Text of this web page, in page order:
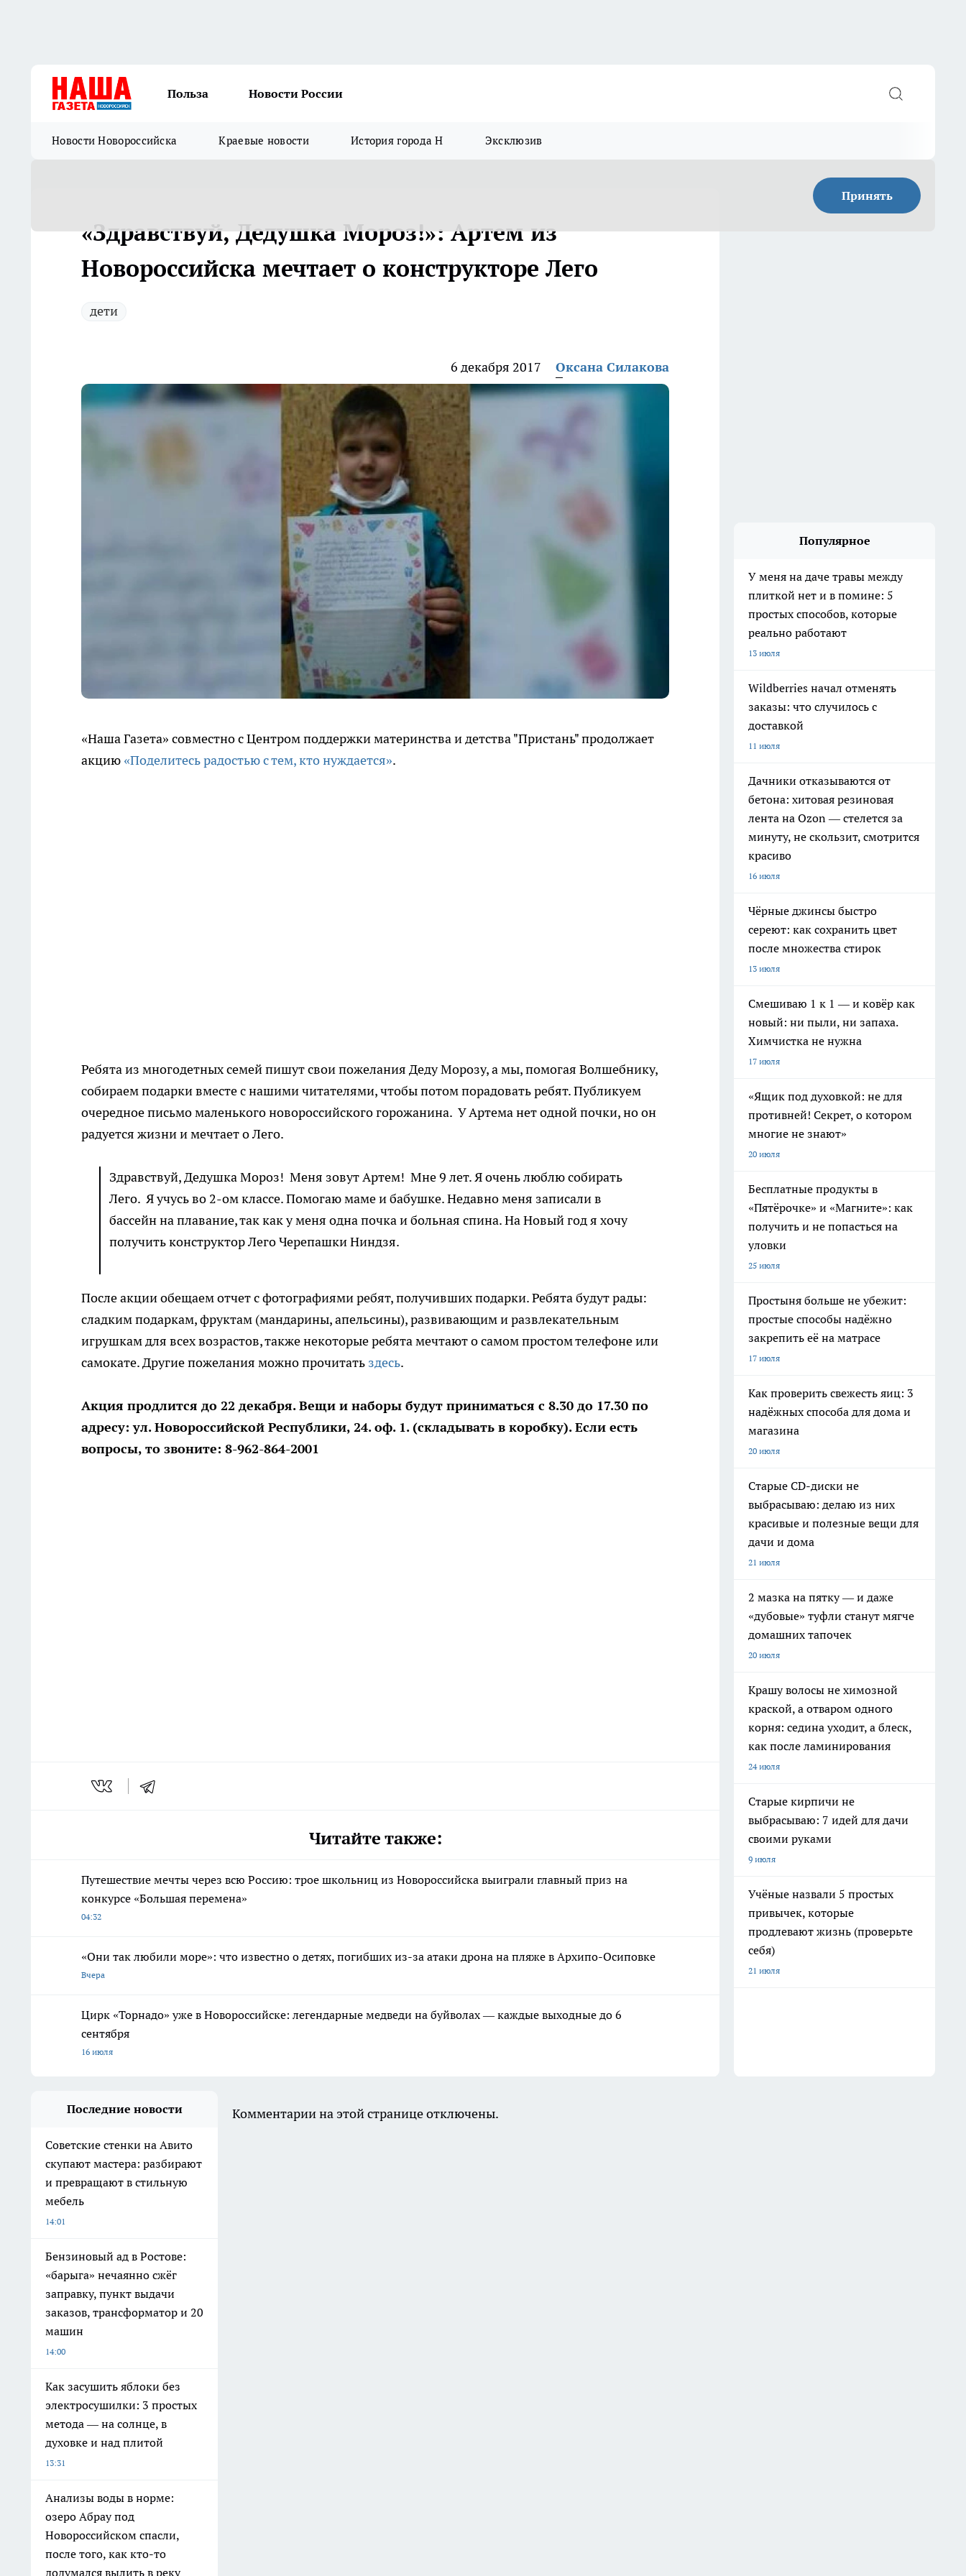
Польза Новости России
Новости Новороссийска Краевые новости История города Н Эксклюзив
Принять
«Здравствуй, Дедушка Мороз!»: Артем из
Новороссийска мечтает о конструкторе Лего
дети
6 декабря 2017 Оксана Силакова
«Наша Газета» совместно с Центром поддержки материнства и детства "Пристань" продолжает
акцию «Поделитесь радостью с тем, кто нуждается».
Ребята из многодетных семей пишут свои пожелания Деду Морозу, а мы, помогая Волшебнику,
собираем подарки вместе с нашими читателями, чтобы потом порадовать ребят. Публикуем
очередное письмо маленького новороссийского горожанина. У Артема нет одной почки, но он
радуется жизни и мечтает о Лего.
Здравствуй, Дедушка Мороз! Меня зовут Артем! Мне 9 лет. Я очень люблю собирать
Лего. Я учусь во 2-ом классе. Помогаю маме и бабушке. Недавно меня записали в
бассейн на плавание, так как у меня одна почка и больная спина. На Новый год я хочу
получить конструктор Лего Черепашки Ниндзя.
После акции обещаем отчет с фотографиями ребят, получивших подарки. Ребята будут рады:
сладким подаркам, фруктам (мандарины, апельсины), развивающим и развлекательным
игрушкам для всех возрастов, также некоторые ребята мечтают о самом простом телефоне или
самокате. Другие пожелания можно прочитать здесь.
Акция продлится до 22 декабря. Вещи и наборы будут приниматься с 8.30 до 17.30 по
адресу: ул. Новороссийской Республики, 24. оф. 1. (складывать в коробку). Если есть
вопросы, то звоните: 8-962-864-2001
Читайте также:
Путешествие мечты через всю Россию: трое школьниц из Новороссийска выиграли главный приз на
конкурсе «Большая перемена»
04:32
«Они так любили море»: что известно о детях, погибших из-за атаки дрона на пляже в Архипо-Осиповке
Вчера
Цирк «Торнадо» уже в Новороссийске: легендарные медведи на буйволах — каждые выходные до 6
сентября
16 июля
Популярное
У меня на даче травы между
плиткой нет и в помине: 5
простых способов, которые
реально работают
13 июля
Wildberries начал отменять
заказы: что случилось с
доставкой
11 июля
Дачники отказываются от
бетона: хитовая резиновая
лента на Ozon — стелется за
минуту, не скользит, смотрится
красиво
16 июля
Чёрные джинсы быстро
сереют: как сохранить цвет
после множества стирок
13 июля
Смешиваю 1 к 1 — и ковёр как
новый: ни пыли, ни запаха.
Химчистка не нужна
17 июля
«Ящик под духовкой: не для
противней! Секрет, о котором
многие не знают»
20 июля
Бесплатные продукты в
«Пятёрочке» и «Магните»: как
получить и не попасться на
уловки
25 июля
Простыня больше не убежит:
простые способы надёжно
закрепить её на матрасе
17 июля
Как проверить свежесть яиц: 3
надёжных способа для дома и
магазина
20 июля
Старые CD-диски не
выбрасываю: делаю из них
красивые и полезные вещи для
дачи и дома
21 июля
2 мазка на пятку — и даже
«дубовые» туфли станут мягче
домашних тапочек
20 июля
Крашу волосы не химозной
краской, а отваром одного
корня: седина уходит, а блеск,
как после ламинирования
24 июля
Старые кирпичи не
выбрасываю: 7 идей для дачи
своими руками
9 июля
Учёные назвали 5 простых
привычек, которые
продлевают жизнь (проверьте
себя)
21 июля
Последние новости
Советские стенки на Авито
скупают мастера: разбирают
и превращают в стильную
мебель
14:01
Бензиновый ад в Ростове:
«барыга» нечаянно сжёг
заправку, пункт выдачи
заказов, трансформатор и 20
машин
14:00
Как засушить яблоки без
электросушилки: 3 простых
метода — на солнце, в
духовке и над плитой
13:31
Анализы воды в норме:
озеро Абрау под
Новороссийском спасли,
после того, как кто-то
додумался вылить в реку
Комментарии на этой странице отключены.